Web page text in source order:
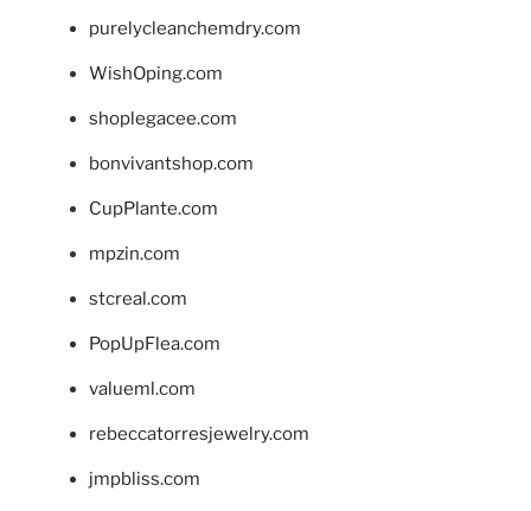
purelycleanchemdry.com
WishOping.com
shoplegacee.com
bonvivantshop.com
CupPlante.com
mpzin.com
stcreal.com
PopUpFlea.com
valueml.com
rebeccatorresjewelry.com
jmpbliss.com